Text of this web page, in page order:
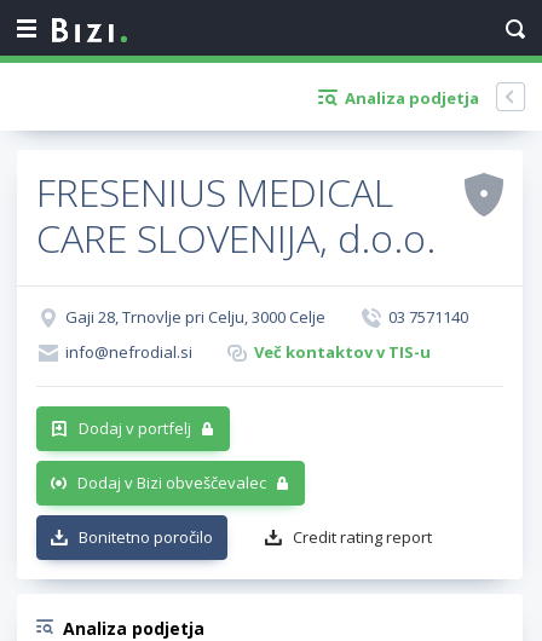
Analiza podjetja
FRESENIUS MEDICAL
CARE SLOVENIJA, d.o.o.
Gaji 28, Trnovlje pri Celju, 3000 Celje
03 7571140
info@nefrodial.si
Več kontaktov v TIS-u
Dodaj v portfelj
Dodaj v Bizi obveščevalec
Bonitetno poročilo Credit rating report
Analiza podjetja